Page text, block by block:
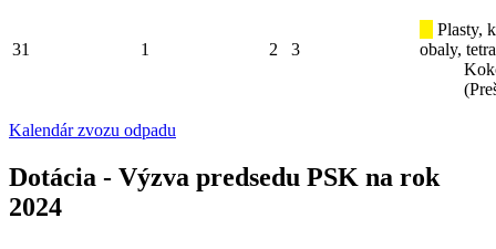
31 1 2 3
Plasty,
obaly,
Kalendár zvozu odpadu
Dotácia - Výzva predsedu PSK na rok
2024